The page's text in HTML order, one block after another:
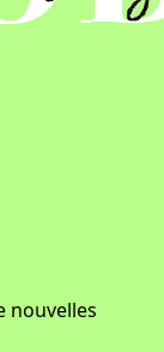
nouvelles